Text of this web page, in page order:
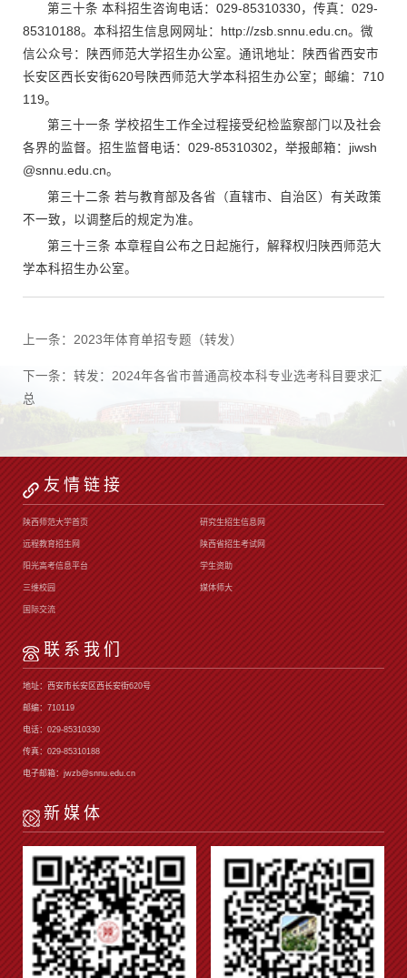
第三十条 本科招生咨询电话：029-85310330，传真：029-
85310188。本科招生信息网网址：http://zsb.snnu.edu.cn。微
信公众号：陕西师范大学招生办公室。通讯地址：陕西省西安市
长安区西长安街620号陕西师范大学本科招生办公室；邮编：710
119。
第三十一条 学校招生工作全过程接受纪检监察部门以及社会
各界的监督。招生监督电话：029-85310302，举报邮箱：jiwsh
@snnu.edu.cn。
第三十二条 若与教育部及各省（直辖市、自治区）有关政策
不一致，以调整后的规定为准。
第三十三条 本章程自公布之日起施行，解释权归陕西师范大
学本科招生办公室。
上一条： 2023年体育单招专题（转发）
下一条： 转发：2024年各省市普通高校本科专业选考科目要求汇
总
友情链接
陕西师范大学首页 研究生招生信息网
远程教育招生网 陕西省招生考试网
阳光高考信息平台 学生资助
三维校园 媒体师大
国际交流
联系我们
地址：西安市长安区西长安街620号
邮编：710119
电话：029-85310330
传真：029-85310188
电子邮箱：jwzb@snnu.edu.cn
新媒体